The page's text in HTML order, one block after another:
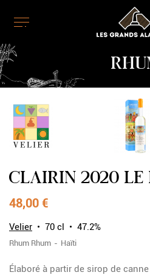
CLAIRIN 2020 LE
48,00 €
Velier 70 cl 47.2%
Rhum Rhum Haïti
Élaboré à partir de sirop de